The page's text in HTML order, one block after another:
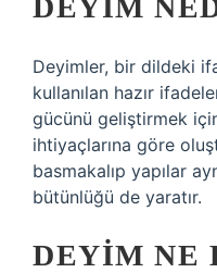
DEYIM
Deyimler, bir dildeki
kullanılan hazır
gücünü geliştirmek
ihtiyaçlarına göre
basmakalıp yapılar
bütünlüğü de yaratır.
DEYIM NE